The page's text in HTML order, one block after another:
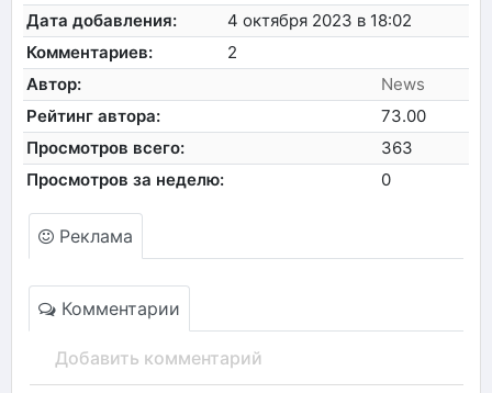
Дата добавления:
4 октября 2023 в 18:02
Комментариев:
2
Автор:
News
Рейтинг автора:
73.00
Просмотров всего:
363
Просмотров за неделю:
0
Реклама
Комментарии
Добавить комментарий